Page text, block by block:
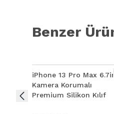
Cihazınızı kalınlaştırmaz,
Benzer
iPhone 13 Pro Max
Kamera Korumalı
Premium Silikon Kılıf